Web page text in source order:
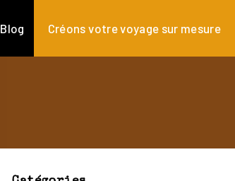
Blog Créons votre voyage sur mesure